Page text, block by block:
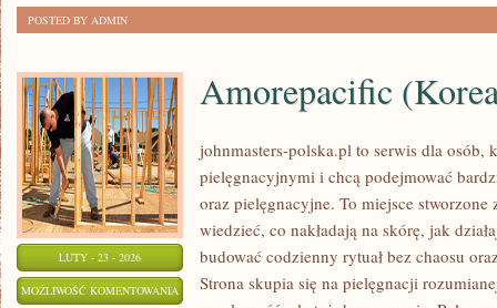
POSTED BY ADMIN
LUTY - 23 - 2026
MOŻLIWOŚĆ KOMENTOWANIA AMOREPACIFIC
Amorepacific
johnmasters-polska.pl to serwis dla osób,
pielęgnacyjnymi i chcą podejmować
oraz pielęgnacyjne. To miejsce
wiedzieć, co nakładają na skórę, jak
budować codzienny rytuał bez chaosu
Strona skupia się na pielęgnacji